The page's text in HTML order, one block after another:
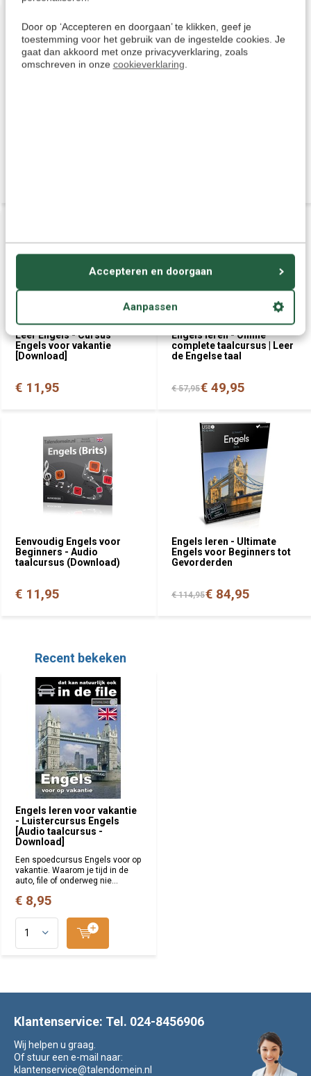
Door op ‘Accepteren en doorgaan’ te klikken, geef je
toestemming voor het gebruik van de ingestelde cookies. Je
gaat dan akkoord met onze privacyverklaring, zoals
omschreven in onze cookieverklaring.
Accepteren en doorgaan
Aanpassen
Leer Engels - Cursus
Engels voor vakantie
[Download]
€ 11,95
Engels leren - Online
complete taalcursus | Leer
de Engelse taal
€ 57,95€ 49,95
Eenvoudig Engels voor
Beginners - Audio
taalcursus (Download)
€ 11,95
Engels leren - Ultimate
Engels voor Beginners tot
Gevorderden
€ 114,95€ 84,95
Recent bekeken
Engels leren voor vakantie
- Luistercursus Engels
[Audio taalcursus -
Download]
Een spoedcursus Engels voor op
vakantie. Waarom je tijd in de
auto, file of onderweg nie...
€ 8,95
Klantenservice: Tel. 024-8456906
Wij helpen u graag.
Of stuur een e-mail naar:
klantenservice@talendomein.nl